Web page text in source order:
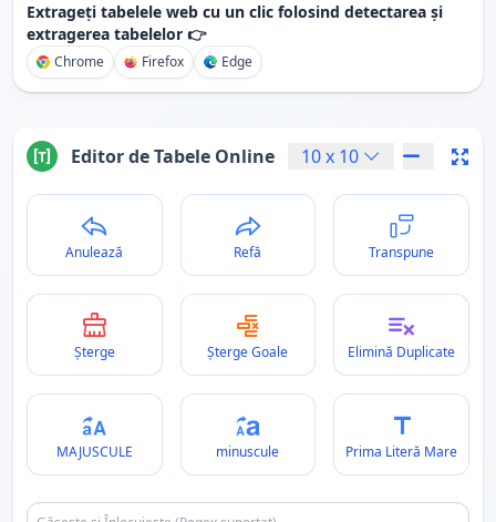
Extrageți tabelele web cu un clic folosind detectarea și
extragerea tabelelor 👉
Chrome Firefox Edge
Editor de Tabele Online 10x 10
Anulează Refă Transpune
Șterge Șterge Goale Elimină Duplicate
MAJUSCULE minuscule Prima Literă Mare